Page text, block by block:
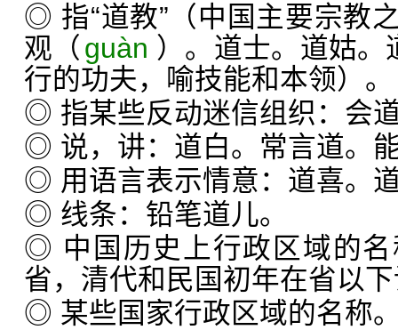
◎ 指“道教”（中国主要宗教
观（ guàn ）。道士。道姑。
行的功夫，喻技能和本领）。
◎ 指某些反动迷信组织：会
◎ 说，讲：道白。常言道。
◎ 用语言表示情意：道喜。
◎ 线条：铅笔道儿。
◎ 中国历史上行政区域的
省，清代和民国初年在省以下
◎ 某些国家行政区域的名称